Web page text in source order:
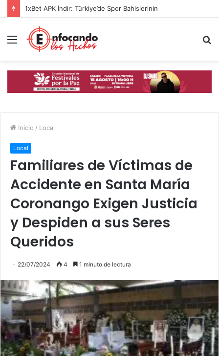
Menú
Inicio / Local
Local
Familiares de Víctimas de
Accidente en Santa María
Coronango Exigen Justicia
y Despiden a sus Seres
Queridos
22/07/2024 4 1 minuto de lectura